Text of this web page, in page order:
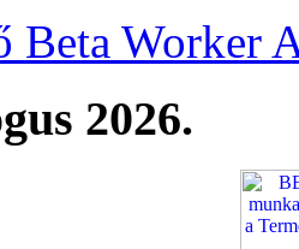
Beta Worker
2026.